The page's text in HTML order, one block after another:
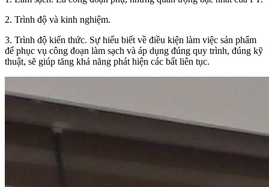
2. Trình độ và kinh nghiệm.
3. Trình độ kiến thức. Sự hiểu biết về điều kiện làm việc sản phẩm
để phục vụ công đoạn làm sạch và áp dụng đúng quy trình, đúng kỹ
thuật, sẽ giúp tăng khả năng phát hiện các bất liên tục.